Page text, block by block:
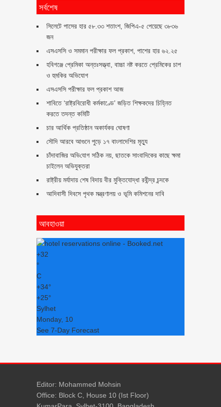
সর্বশেষ
সিলেটে পাসের হার ৫৮.৩৩ শতাংশ, জিপিএ-৫ পেয়েছে ৩৮৩৬
জন
এসএসসি ও সমমান পরীক্ষার ফল প্রকাশ, পাশের হার ৬২.২৫
হবিগঞ্জে প্রেমিকা অন্তঃসত্ত্বা, বাচ্চা নষ্ট করতে প্রেমিকের চাপ
ও হুমকির অভিযোগ
এসএসসি পরীক্ষার ফল প্রকাশ আজ
শাবিতে ‘রাষ্ট্রবিরোধী কর্মকাণ্ডে’ জড়িত শিক্ষকদের চিহ্নিত
করতে তদন্ত কমিটি
চার আর্থিক প্রতিষ্ঠান অকার্যকর ঘোষণা
সৌদি আরবে আগুনে পুড়ে ১৭ বাংলাদেশির মৃত্যু
চাঁদাবা‌জির অ‌ভি‌যোগ স‌ঠিক নয়, ছাতকে সাংবাদিকের কাছে ক্ষমা
চাইলেন অভিযুক্তরা
রাষ্ট্রীয় মর্যাদায় শেষ বিদায় বীর মুক্তিযোদ্ধা রবীন্দ্র চন্দকে
আদিবাসী দিবসে পৃথক মন্ত্রণালয় ও ভূমি কমিশনের দাবি
আবহাওয়া
+32
°
C
+34°
+25°
Sylhet
Monday, 10
See 7-Day Forecast
Editor: Mohammed Mohsin
Office: Block C, House 10 (Ist Floor)